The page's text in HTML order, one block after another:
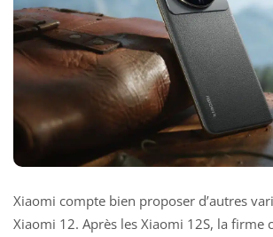
Xiaomi compte bien proposer d’autres
Xiaomi 12. Après les Xiaomi 12S, la firme